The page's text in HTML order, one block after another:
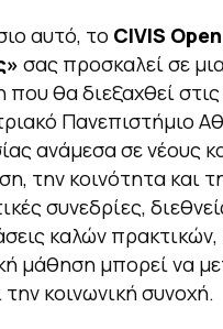
αυτό, το CIVIS
» σας προσκαλεί σε
θα διεξαχθεί στις
Πανεπιστήμιο
ανάμεσα σε νέους
την κοινότητα και
συνεδρίες,
καλών
μάθηση μπορεί να
την κοινωνική συνοχή.